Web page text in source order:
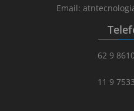
Email:
_______
62 9
11 9